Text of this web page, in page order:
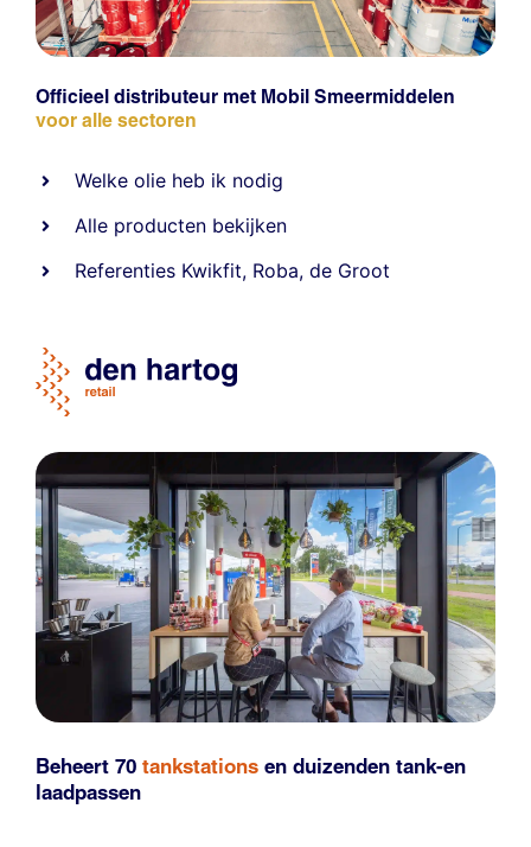
Officieel distributeur met Mobil Smeermiddelen
voor alle sectoren
Welke olie heb ik nodig
Alle producten bekijken
Referenties Kwikfit, Roba,de Groot
Beheert 70 tankstations en duizenden tank-en
laadpassen